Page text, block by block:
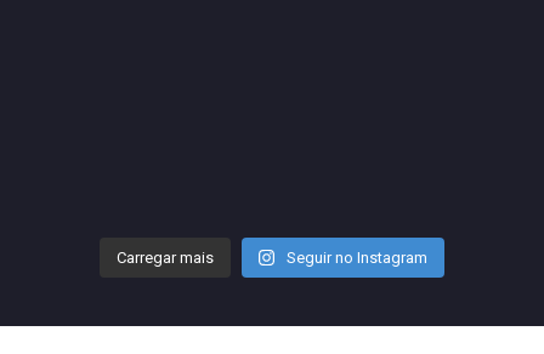
Carregar mais Seguir no Instagram